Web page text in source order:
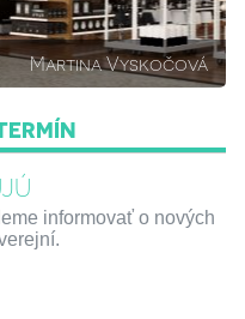
Martina Vyskočová
informovať o nových